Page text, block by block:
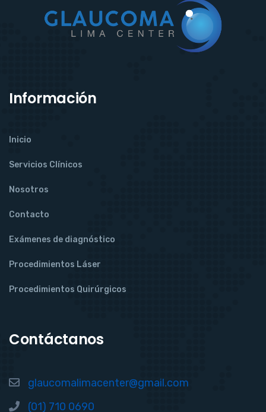
Información
Inicio
Servicios Clínicos
Nosotros
Contacto
Exámenes de diagnóstico
Procedimientos Láser
Procedimientos Quirúrgicos
Contáctanos
glaucomalimacenter@gmail.com
(01) 710 0690